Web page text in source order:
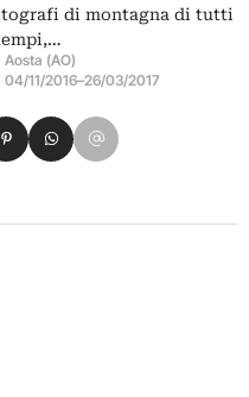
di montagna di tutti
Aosta (AO)
04/11/2016–26/03/2017
Xsu LinkedIn
su Pinterest
Condividi su WhatsApp
Condividi su Email